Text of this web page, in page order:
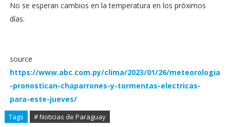
No se esperan cambios en la temperatura en los próximos
días.
source
https://www.abc.com.py/clima/2023/01/26/meteorologia
-pronostican-chaparrones-y-tormentas-electricas-
para-este-jueves/
Tags # Noticias de Paraguay